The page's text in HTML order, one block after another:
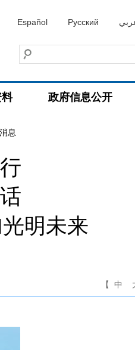
Español Русский
料 政府信息公开
息
明未来
【 中